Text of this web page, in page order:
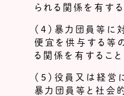
られる関係を有する
（４）暴力団員等
便宜を供与する等
る関係を有すること
（５）役員又は経
暴力団員等と社会